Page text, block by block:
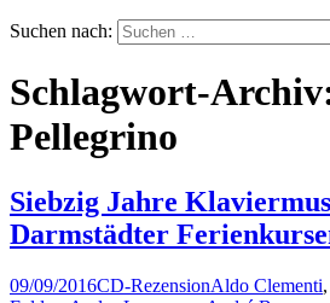
Suchen nach:
Schlagwort-
Pellegrino
Siebzig Jahre
Darmstädter
09/09/2016CD-RezensionAldo Clementi,